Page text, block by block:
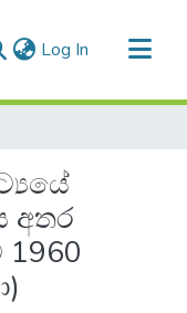
Log In (current)
අතර